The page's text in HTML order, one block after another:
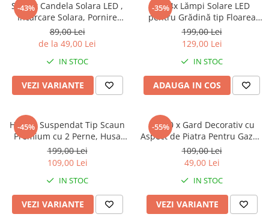
-43%
Set 4 x Candela Solara LED ,
Incarcare Solara, Pornire
Automata, Rezistenta la
Intemperii
89,00 Lei
de la 49,00 Lei
IN STOC
VEZI VARIANTE
-35%
Set 4x Lămpi Solare LED
pentru Grădină tip Floarea
Soarelui cu 6 FLORI, 10 Micro-
LED-uri pe Floare, Înălțime 70
IP65
199,00 Lei
129,00 Lei
IN STOC
ADAUGA IN COS
-45%
Hamac Suspendat Tip Scaun
Premium cu 2 Perne, Husa
Transport, 2 Carlige Metalice
si Franghie Inclusa, 100x130
199,00 Lei
109,00 Lei
IN STOC
VEZI VARIANTE
-55%
Set 10 x Gard Decorativ cu
Aspect de Piatra Pentru Gazon
sau Flori
109,00 Lei
49,00 Lei
IN STOC
VEZI VARIANTE